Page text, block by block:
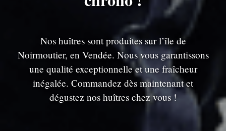
Nos huîtres sont produites sur l’île de
Noirmoutier, en Vendée. Nous vous garantissons
une qualité exceptionnelle et une fraîcheur
inégalée. Commandez dès maintenant et
dégustez nos huîtres chez vous !